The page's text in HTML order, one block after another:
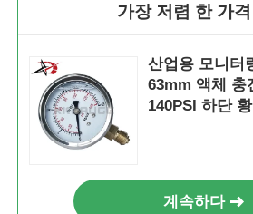
가장 저렴 한 가
산업용 모니터
63mm 액체 충
140PSI 하단
계속하다